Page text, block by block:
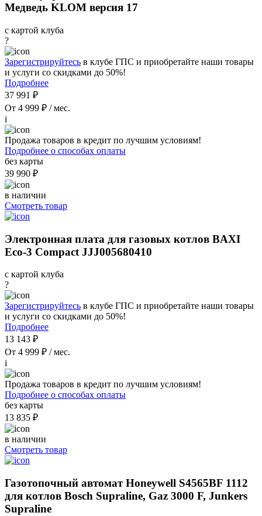
Медведь KLOM версия 17
с картой клуба
?
Зарегистрируйтесь в клубе ГПС и приобретайте наши товары
и услуги со скидками до 50%!
Подробнее
37 991 ₽
От 4 999 ₽ / мес.
i
Продажа товаров в кредит по лучшим условиям!
Подробнее о способах оплаты
без карты
39 990 ₽
в наличии
Смотреть товар
Электронная плата для газовых котлов BAXI
Eco-3 Compact JJJ005680410
с картой клуба
?
Зарегистрируйтесь в клубе ГПС и приобретайте наши товары
и услуги со скидками до 50%!
Подробнее
13 143 ₽
От 4 999 ₽ / мес.
i
Продажа товаров в кредит по лучшим условиям!
Подробнее о способах оплаты
без карты
13 835 ₽
в наличии
Смотреть товар
Газотопочный автомат Honeywell S4565BF 1112
для котлов Bosch Supraline, Gaz 3000 F, Junkers
Supraline